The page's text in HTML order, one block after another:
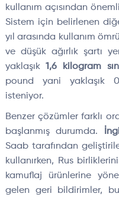
kullanım açısından
Sistem için belirlenen
yıl arasında kullanım
ve düşük ağırlık şartı
yaklaşık1,6 kilogram
pound yani yaklaşık
isteniyor.
Benzer çözümler farklı
başlanmış durumda.
Saab tarafından
kullanırken, Rus
kamuflaj ürünlerine
gelen geri bildirimler,